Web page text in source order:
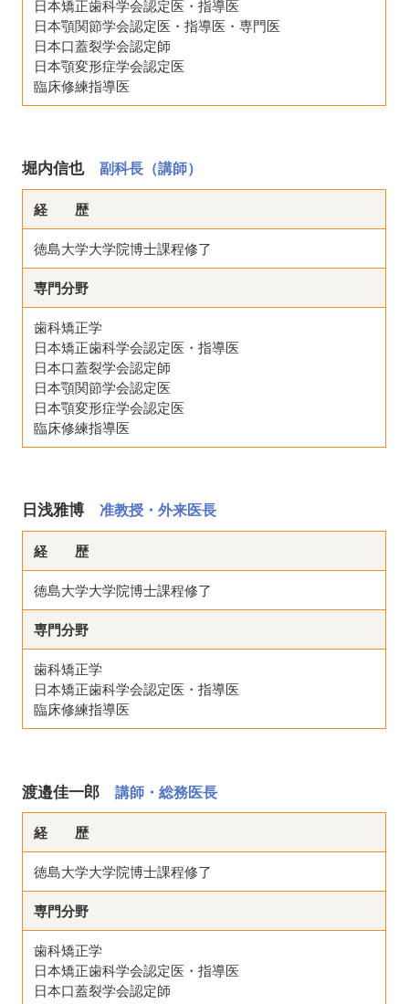
日本矯正歯科学会認定医・指導医
日本顎関節学会認定医・指導医・専門医
日本口蓋裂学会認定師
日本顎変形症学会認定医
臨床修練指導医
堀内信也副科長（講師）
経 歴
徳島大学大学院博士課程修了
専門分野
歯科矯正学
日本矯正歯科学会認定医・指導医
日本口蓋裂学会認定師
日本顎関節学会認定医
日本顎変形症学会認定医
臨床修練指導医
日浅雅博准教授・外来医長
経 歴
徳島大学大学院博士課程修了
専門分野
歯科矯正学
日本矯正歯科学会認定医・指導医
臨床修練指導医
渡邉佳一郎講師・総務医長
経 歴
徳島大学大学院博士課程修了
専門分野
歯科矯正学
日本矯正歯科学会認定医・指導医
日本口蓋裂学会認定師